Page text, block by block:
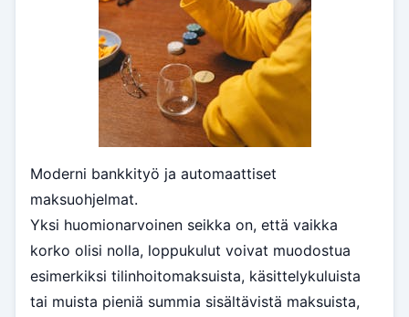
Moderni bankkityö ja automaattiset
maksuohjelmat.
Yksi huomionarvoinen seikka on, että vaikka
korko olisi nolla, loppukulut voivat muodostua
esimerkiksi tilinhoitomaksuista, käsittelykuluista
tai muista pieniä summia sisältävistä maksuista,